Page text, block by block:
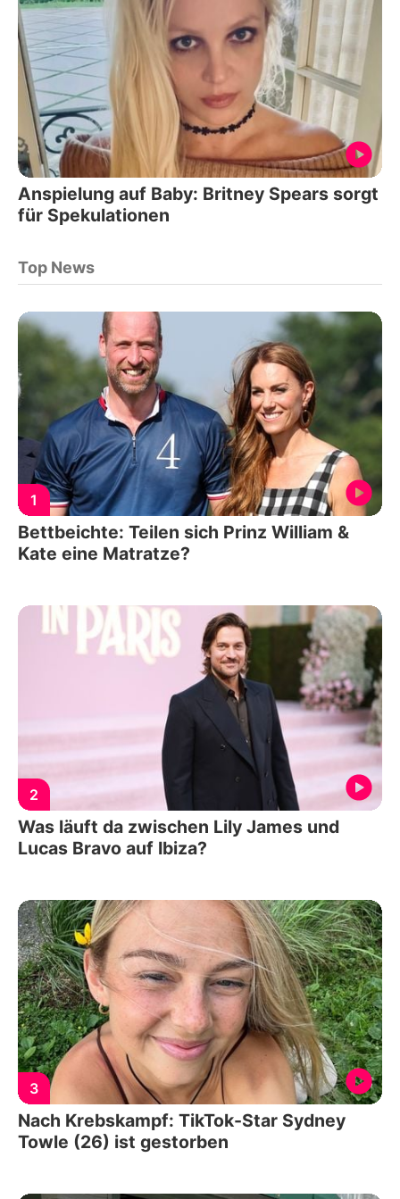
Anspielung auf Baby: Britney Spears sorgt
für Spekulationen
Top News
1
Bettbeichte: Teilen sich Prinz William &
Kate eine Matratze?
2
Was läuft da zwischen Lily James und
Lucas Bravo auf Ibiza?
3
Nach Krebskampf: TikTok-Star Sydney
Towle (26) ist gestorben